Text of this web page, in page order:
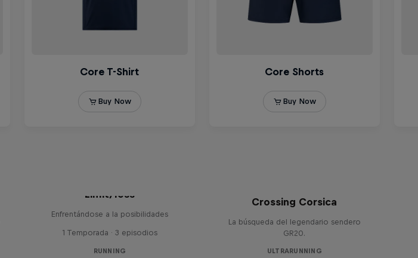
Limit/less
Enfrentándose a la posibilidades
1 Temporada · 3 episodios
RUNNING
Crossing Corsica
La búsqueda del legendario sendero
GR20.
ULTRARUNNING